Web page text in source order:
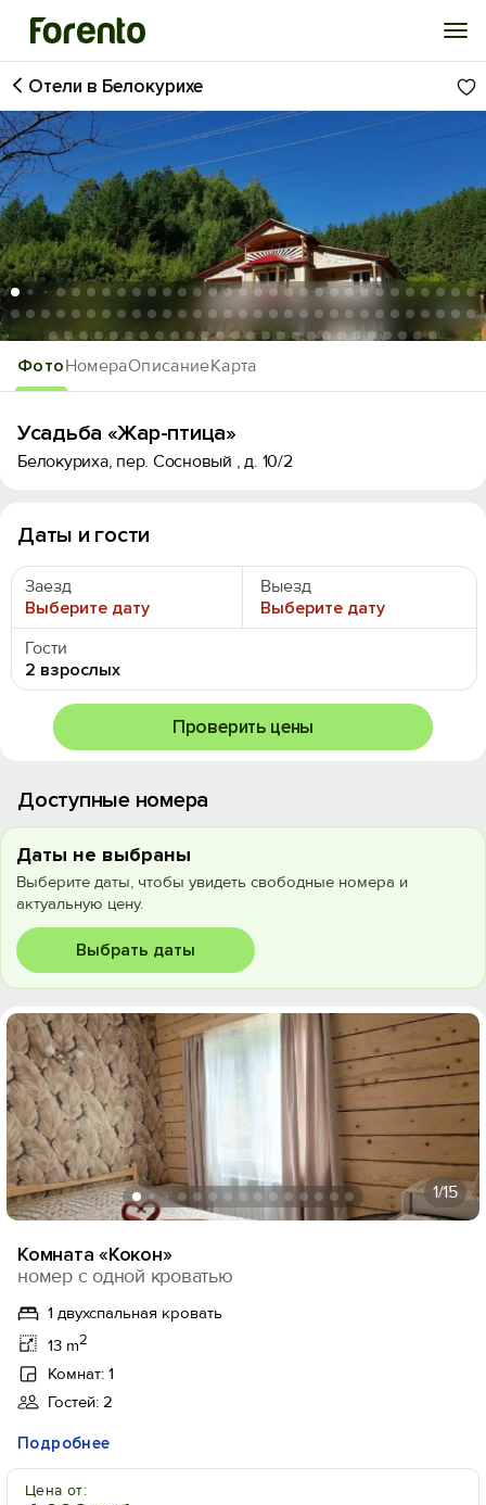
Войти
Избранное
История просмотра
Добавить свой объект
ФотоНомераОписаниеКарта
Отели в Белокурихе
1/88
Усадьба «Жар-птица»
Белокуриха, пер. Сосновый , д. 10/2
Даты и гости
Заезд
Выберите дату
Выезд
Выберите дату
Гости
2 взрослых
Проверить цены
Доступные номера
Даты не выбраны
Выберите даты, чтобы увидеть свободные номера и
актуальную цену.
Выбрать даты
1/15
Комната «Кокон»
номер с одной кроватью
1 двухспальная кровать
13 m2
Комнат: 1
Гостей: 2
Подробнее
Цена от: